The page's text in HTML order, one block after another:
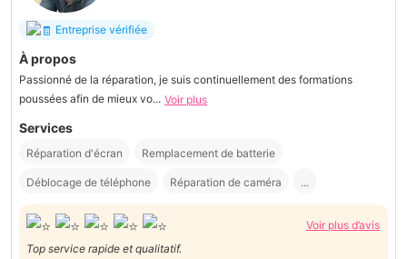
Entreprise vérifiée
À propos
Passionné de la réparation, je suis continuellement des formations
poussées afin de mieux vo... Voir plus
Services
Réparation d'écran Remplacement de batterie
Déblocage de téléphone Réparation de caméra ...
Voir plus d’avis
Top service rapide et qualitatif.